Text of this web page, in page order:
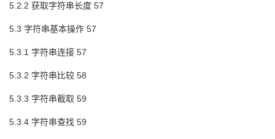
5.2.2 获取字符串长度 57
5.3 字符串基本操作 57
5.3.1 字符串连接 57
5.3.2 字符串比较 58
5.3.3 字符串截取 59
5.3.4 字符串查找 59